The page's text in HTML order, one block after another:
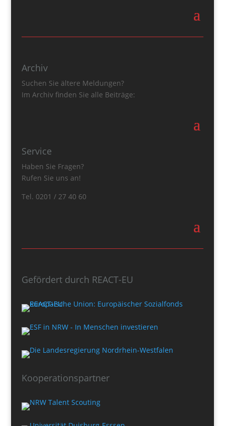
Archiv
Suchen Sie ältere Meldungen?
Im Archiv finden Sie alle Beiträge:
Service
Haben Sie Fragen?
Rufen Sie uns an!
Tel. 0201 / 27 40 60
Gefördert durch REACT-EU
Kooperationspartner